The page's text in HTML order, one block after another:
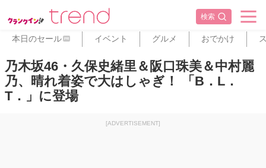
検索
本日のセール PR イベント グルメ おでかけ
乃木坂46・久保史緒里＆阪口珠美＆中村麗
乃、晴れ着姿で大はしゃぎ！ 「B．L．
T．」に登場
[ADVERTISEMENT]